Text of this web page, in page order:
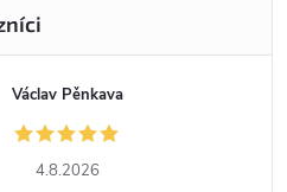
Václav Pěnkava
4.8.2026